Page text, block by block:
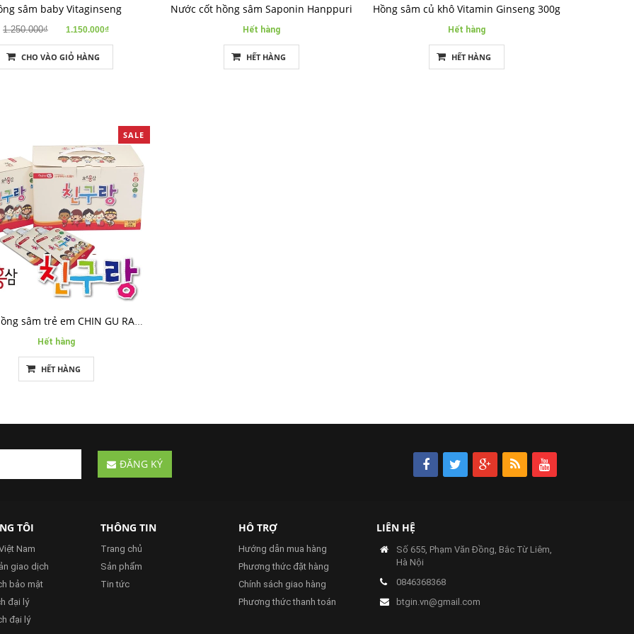
sâm baby Vitaginseng
1.250.000₫ 1.150.000₫
CHO VÀO GIỎ HÀNG
Nước cốt hồng sâm Saponin Hanppuri
Hết hàng
HẾT HÀNG
Hồng sâm củ khô Vitamin Ginseng 300g
Hết hàng
HẾT HÀNG
SALE
Thạch hồng sâm trẻ em CHIN GU RANG- XK Châu Âu
Hết hàng
HẾT HÀNG
ĐĂNG KÝ
TÔI
Nam
giao dịch
bảo mật
đại lý
đại lý
THÔNG TIN
Trang chủ
Sản phẩm
Tin tức
HỖ TRỢ
Hướng dẫn mua hàng
Phương thức đặt hàng
Chính sách giao hàng
Phương thức thanh toán
LIÊN HỆ
Số 655, Phạm Văn Đồng, Bắc Từ Liêm,
Hà Nội
0846368368
btgin.vn@gmail.com